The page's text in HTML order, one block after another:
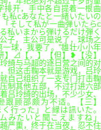
排开，手中各自提着一根曲
私cあなたと一緒いたいの
そして私が一曲弾いたらc
私いまから弾けるだけ弾く
，主公可是说了，球场之
一球，我要了。”雄壮小小年
】⊿【，】【但】❥【没】
与马超的逐日营之间的对
但这击鞠本就是游戏，吕玲
自己组织了一支专门打击鞠
制其他五部，不过打进六部
吕玲绮的出场，不少少女、
顾邵颇为不适。【三】
行った」と緑は訊いた。
みたいと聞こえますね」
重，终于在当夜，忍不住